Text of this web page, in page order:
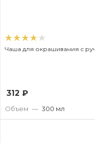
Чаша для окрашивания с
312 ₽
Объем — 300 мл